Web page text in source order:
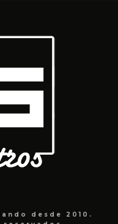
desde 2010.